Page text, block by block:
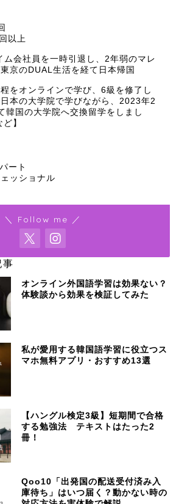
以上
ム会社員を一時引退し、2年弱のマレ
京のDUAL生活を経て日本帰国
をオンラインで学び、6級を修了し
本の大学院で学びながら、2023年2
韓国の大学院へ交換留学をしまし
】
ート
ッショナル
＼ Follow me ／
オンライン外国語学習は効果ない？
体験談から効果を検証してみた
私が愛用する韓国語学習に役立つス
マホ無料アプリ・おすすめ13選
【ハングル検定3級】短期間で合格
する勉強法 テキストはたった2
冊！
Qoo10「出発国の配送受付済み入
庫待ち」はいつ届く？動かない時の